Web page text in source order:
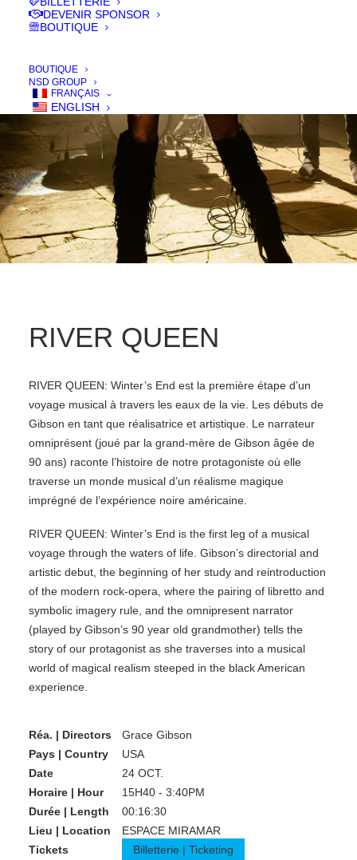
DEVENIR SPONSOR
BOUTIQUE
BOUTIQUE
NSD GROUP
FRANÇAIS
ENGLISH
INFILMS 2021,SÉLECTION OFFICIELLE - COMPÉTITION
RIVER QUEEN
RIVER QUEEN: Winter’s End est la première étape d’un
voyage musical à travers les eaux de la vie. Les débuts de
Gibson en tant que réalisatrice et artistique. Le narrateur
omniprésent (joué par la grand-mère de Gibson âgée de
90 ans) raconte l’histoire de notre protagoniste où elle
traverse un monde musical d’un réalisme magique
imprégné de l’expérience noire américaine.
RIVER QUEEN: Winter’s End is the first leg of a musical
voyage through the waters of life. Gibson’s directorial and
artistic debut, the beginning of her study and reintroduction
of the modern rock-opera, where the pairing of libretto and
symbolic imagery rule, and the omnipresent narrator
(played by Gibson’s 90 year old grandmother) tells the
story of our protagonist as she traverses into a musical
world of magical realism steeped in the black American
experience.
Réa. | Directors
Grace Gibson
Pays | Country
USA
Date
24 OCT.
Horaire | Hour
15H40 - 3:40PM
Durée | Length
00:16:30
Lieu | Location
ESPACE MIRAMAR
Tickets
Billetterie | Ticketing